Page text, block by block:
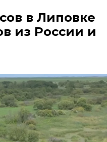
в Липовке
из России и